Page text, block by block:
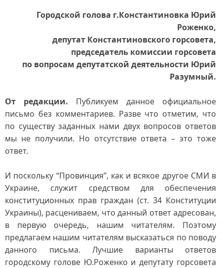
Городской голова г.Константиновка Юрий
Роженко,
депутат Константиновского горсовета,
председатель комиссии горсовета
по вопросам депутатской деятельности Юрий
Разумный.
От редакции. Публикуем данное официальное
письмо без комментариев. Разве что отметим, что
по существу заданных нами двух вопросов ответов
мы не получили. Но отсутствие ответа – это тоже
ответ.
И поскольку “Провинция”, как и всякое другое СМИ в
Украине, служит средством для обеспечения
конституционных прав граждан (ст. 34 Конституции
Украины), расцениваем, что данный ответ адресован,
в первую очередь, нашим читателям. Поэтому
предлагаем нашим читателям высказаться по поводу
данного письма. Лучшие варианты ответов
городскому голове Ю.Роженко и депутату горсовета